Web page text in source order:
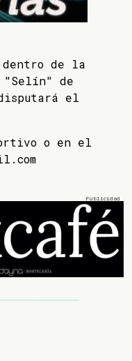
de la
"Selín" de
el
o en el